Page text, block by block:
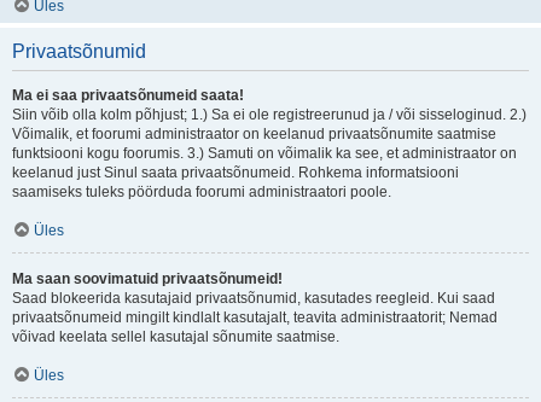
Üles
Privaatsõnumid
Ma ei saa privaatsõnumeid saata!
Siin võib olla kolm põhjust; 1.) Sa ei ole registreerunud ja / või sisseloginud. 2.)
Võimalik, et foorumi administraator on keelanud privaatsõnumite saatmise
funktsiooni kogu foorumis. 3.) Samuti on võimalik ka see, et administraator on
keelanud just Sinul saata privaatsõnumeid. Rohkema informatsiooni
saamiseks tuleks pöörduda foorumi administraatori poole.
Üles
Ma saan soovimatuid privaatsõnumeid!
Saad blokeerida kasutajaid privaatsõnumid, kasutades reegleid. Kui saad
privaatsõnumeid mingilt kindlalt kasutajalt, teavita administraatorit; Nemad
võivad keelata sellel kasutajal sõnumite saatmise.
Üles